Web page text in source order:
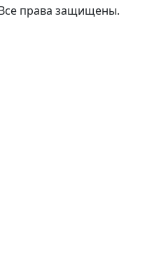
права защищены.